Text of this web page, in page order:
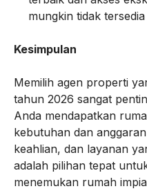
mungkin tidak
Kesimpulan
Memilih agen properti
tahun 2026 sangat
Anda mendapatkan
kebutuhan dan
keahlian, dan layanan
adalah pilihan tepat
menemukan rumah